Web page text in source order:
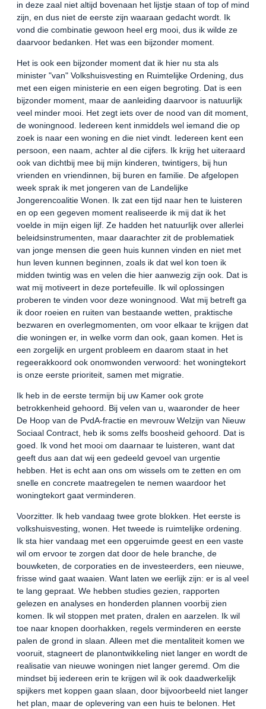
in deze zaal niet altijd bovenaan het lijstje staan of top of mind
zijn, en dus niet de eerste zijn waaraan gedacht wordt. Ik
vond die combinatie gewoon heel erg mooi, dus ik wilde ze
daarvoor bedanken. Het was een bijzonder moment.
Het is ook een bijzonder moment dat ik hier nu sta als
minister "van" Volkshuisvesting en Ruimtelijke Ordening, dus
met een eigen ministerie en een eigen begroting. Dat is een
bijzonder moment, maar de aanleiding daarvoor is natuurlijk
veel minder mooi. Het zegt iets over de nood van dit moment,
de woningnood. Iedereen kent inmiddels wel iemand die op
zoek is naar een woning en die niet vindt. Iedereen kent een
persoon, een naam, achter al die cijfers. Ik krijg het uiteraard
ook van dichtbij mee bij mijn kinderen, twintigers, bij hun
vrienden en vriendinnen, bij buren en familie. De afgelopen
week sprak ik met jongeren van de Landelijke
Jongerencoalitie Wonen. Ik zat een tijd naar hen te luisteren
en op een gegeven moment realiseerde ik mij dat ik het
voelde in mijn eigen lijf. Ze hadden het natuurlijk over allerlei
beleidsinstrumenten, maar daarachter zit de problematiek
van jonge mensen die geen huis kunnen vinden en niet met
hun leven kunnen beginnen, zoals ik dat wel kon toen ik
midden twintig was en velen die hier aanwezig zijn ook. Dat is
wat mij motiveert in deze portefeuille. Ik wil oplossingen
proberen te vinden voor deze woningnood. Wat mij betreft ga
ik door roeien en ruiten van bestaande wetten, praktische
bezwaren en overlegmomenten, om voor elkaar te krijgen dat
die woningen er, in welke vorm dan ook, gaan komen. Het is
een zorgelijk en urgent probleem en daarom staat in het
regeerakkoord ook onomwonden verwoord: het woningtekort
is onze eerste prioriteit, samen met migratie.
Ik heb in de eerste termijn bij uw Kamer ook grote
betrokkenheid gehoord. Bij velen van u, waaronder de heer
De Hoop van de PvdA-fractie en mevrouw Welzijn van Nieuw
Sociaal Contract, heb ik soms zelfs boosheid gehoord. Dat is
goed. Ik vond het mooi om daarnaar te luisteren, want dat
geeft dus aan dat wij een gedeeld gevoel van urgentie
hebben. Het is echt aan ons om wissels om te zetten en om
snelle en concrete maatregelen te nemen waardoor het
woningtekort gaat verminderen.
Voorzitter. Ik heb vandaag twee grote blokken. Het eerste is
volkshuisvesting, wonen. Het tweede is ruimtelijke ordening.
Ik sta hier vandaag met een opgeruimde geest en een vaste
wil om ervoor te zorgen dat door de hele branche, de
bouwketen, de corporaties en de investeerders, een nieuwe,
frisse wind gaat waaien. Want laten we eerlijk zijn: er is al veel
te lang gepraat. We hebben studies gezien, rapporten
gelezen en analyses en honderden plannen voorbij zien
komen. Ik wil stoppen met praten, dralen en aarzelen. Ik wil
toe naar knopen doorhakken, regels verminderen en eerste
palen de grond in slaan. Alleen met die mentaliteit komen we
vooruit, stagneert de planontwikkeling niet langer en wordt de
realisatie van nieuwe woningen niet langer geremd. Om die
mindset bij iedereen erin te krijgen wil ik ook daadwerkelijk
spijkers met koppen gaan slaan, door bijvoorbeeld niet langer
het plan, maar de oplevering van een huis te belonen. Het